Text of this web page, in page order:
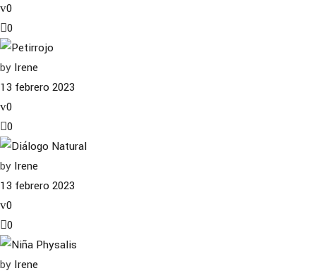
0
0
by Irene
13 febrero 2023
0
0
by Irene
13 febrero 2023
0
0
by Irene